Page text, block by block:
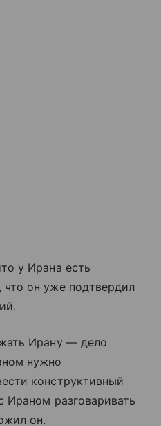
у Ирана есть
что он уже подтвердил
Ирану — дело
нужно
конструктивный
Ираном разговаривать
он.